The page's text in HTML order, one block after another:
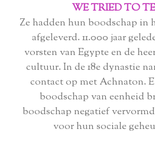
WE TRIED TO
Ze hadden hun boodschap in
afgeleverd. 11.000 jaar
vorsten van Egypte en de
cultuur. In de 18e dynastie
contact op met Achnaton.
boodschap van eenheid
boodschap negatief
voor hun sociale